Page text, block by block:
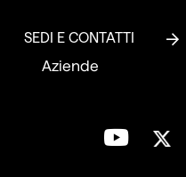
SEDI E CONTATTI
Aziende